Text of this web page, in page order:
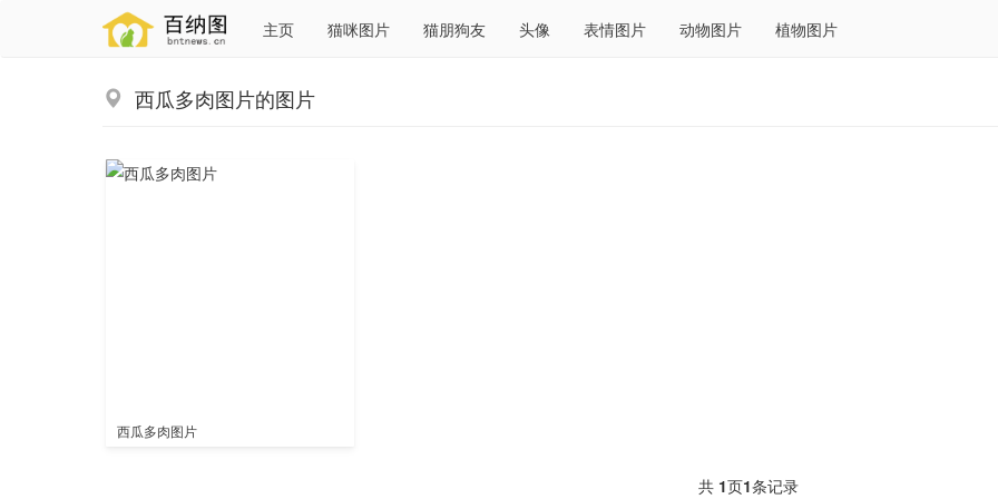
主页 猫咪图片 猫朋狗友 头像 表情图片 动物图片 植物图片
西瓜多肉图片的图片
西瓜多肉图片
共 1页1条记录